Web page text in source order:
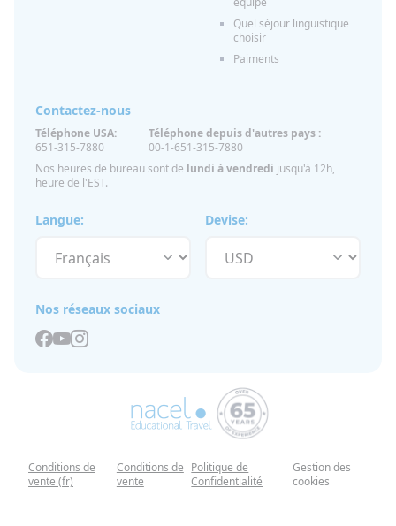
Quel séjour linguistique
choisir
Paiments
Langue: Devise:
Contactez-nous
Téléphone USA:
651-315-7880
Téléphone depuis d'autres pays :
00-1-651-315-7880
Nos heures de bureau sont de lundi à vendredi jusqu'à 12h,
heure de l'EST.
Nos réseaux sociaux
Conditions de
vente (fr)
Conditions de
vente
Politique de
Confidentialité
Gestion des
cookies